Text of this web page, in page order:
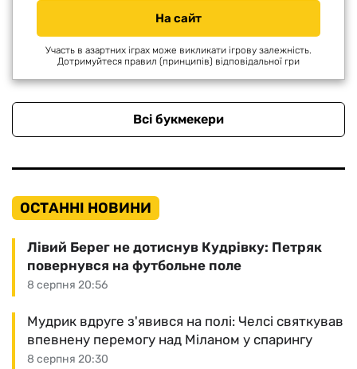
На сайт
Участь в азартних іграх може викликати ігрову залежність.
Дотримуйтеся правил (принципів) відповідальної гри
Всі букмекери
ОСТАННІ НОВИНИ
8 серпня 20:56
Лівий Берег не дотиснув Кудрівку: Петряк
повернувся на футбольне поле
8 серпня 20:30
Мудрик вдруге з'явився на полі: Челсі святкував
впевнену перемогу над Міланом у спарингу